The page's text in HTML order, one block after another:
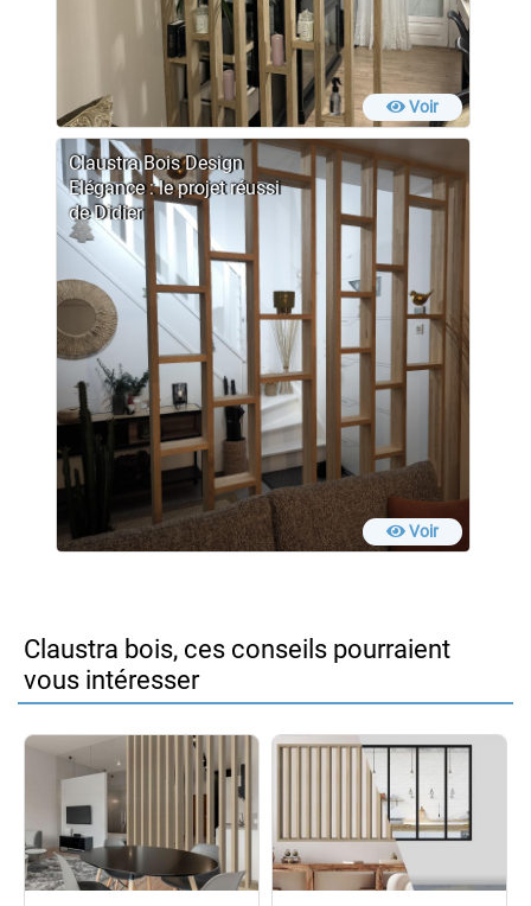
Voir
Claustra Bois Design
Elégance : le projet réussi
de Didier
Voir
Claustra bois, ces conseils pourraient
vous intéresser